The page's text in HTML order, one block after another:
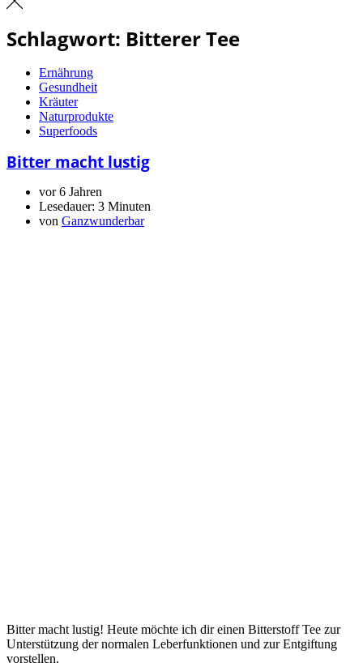
Schlagwort: Bitterer Tee
Ernährung
Gesundheit
Kräuter
Naturprodukte
Superfoods
Bitter macht lustig
vor 6 Jahren
Lesedauer: 3 Minuten
von Ganzwunderbar
Bitter macht lustig! Heute möchte ich dir einen Bitterstoff Tee zur
Unterstützung der normalen Leberfunktionen und zur Entgiftung
vorstellen.